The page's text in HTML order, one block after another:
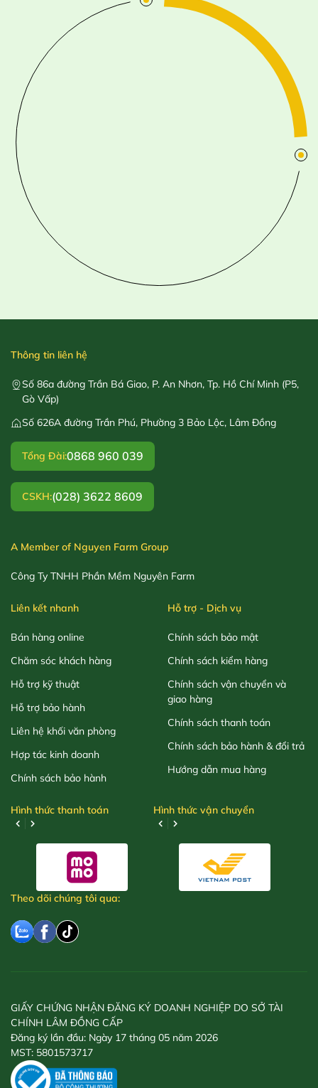
Thông tin liên hệ
Số 86a đường Trần Bá Giao, P. An Nhơn, Tp. Hồ Chí Minh (P5,
Gò Vấp)
Số 626A đường Trần Phú, Phường 3 Bảo Lộc, Lâm Đồng
Tổng Đài:0868 960 039
CSKH:(028) 3622 8609
A Member of Nguyen Farm Group
Công Ty TNHH Phần Mềm Nguyên Farm
Liên kết nhanh
Bán hàng online
Chăm sóc khách hàng
Hỗ trợ kỹ thuật
Hỗ trợ bảo hành
Liên hệ khối văn phòng
Hợp tác kinh doanh
Chính sách bảo hành
Hỗ trợ - Dịch vụ
Chính sách bảo mật
Chính sách kiểm hàng
Chính sách vận chuyển và
giao hàng
Chính sách thanh toán
Chính sách bảo hành & đổi trả
Hướng dẫn mua hàng
Hình thức thanh toán Hình thức vận chuyển
Theo dõi chúng tôi qua:
GIẤY CHỨNG NHẬN ĐĂNG KÝ DOANH NGHIỆP DO SỞ TÀI
CHÍNH LÂM ĐỒNG CẤP
Đăng ký lần đầu: Ngày 17 tháng 05 năm 2026
MST: 5801573717